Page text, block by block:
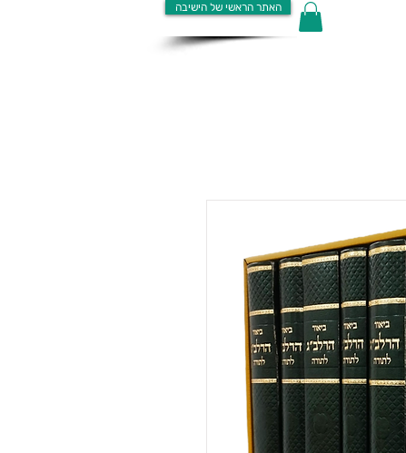
האתר הראשי של הישיבה